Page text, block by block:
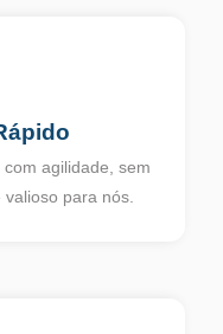
agilidade, sem
para nós.